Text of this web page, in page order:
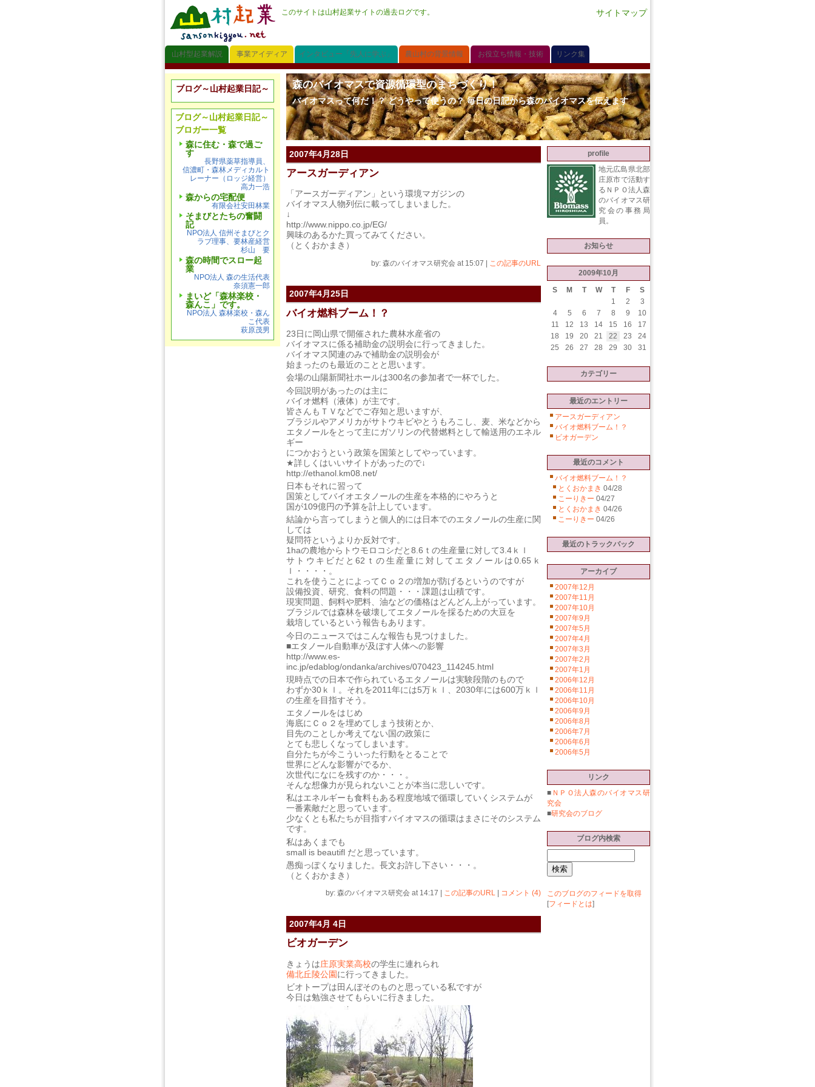
このサイトは山村起業サイトの過去ログです。 サイトマップ
山村型起業解説 事業アイディア インタビュー「先人に学ぶ」 農山村の背景情報 お役立ち情報・技術 リンク集
森のバイオマスで資源循環型のまちづくり！
バイオマスって何だ！？ どうやって使うの？ 毎日の日記から森のバイオマスを伝えます
2007年4月28日
アースガーディアン
「アースガーディアン」という環境マガジンの
バイオマス人物列伝に載ってしまいました。
↓
http://www.nippo.co.jp/EG/
興味のあるかた買ってみてください。
（とくおかまき）
by: 森のバイオマス研究会 at 15:07 | この記事のURL
2007年4月25日
バイオ燃料ブーム！？
23日に岡山県で開催された農林水産省の
バイオマスに係る補助金の説明会に行ってきました。
バイオマス関連のみで補助金の説明会が
始まったのも最近のことと思います。
会場の山陽新聞社ホールは300名の参加者で一杯でした。
今回説明があったのは主に
バイオ燃料（液体）が主です。
皆さんもＴＶなどでご存知と思いますが、
ブラジルやアメリカがサトウキビやとうもろこし、麦、米などから
エタノールをとって主にガソリンの代替燃料として輸送用のエネル
ギー
につかおうという政策を国策としてやっています。
★詳しくはいいサイトがあったので↓
http://ethanol.km08.net/
日本もそれに習って
国策としてバイオエタノールの生産を本格的にやろうと
国が109億円の予算を計上しています。
結論から言ってしまうと個人的には日本でのエタノールの生産に関
しては
疑問符というよりか反対です。
1haの農地からトウモロコシだと8.6ｔの生産量に対して3.4ｋｌ
サトウキビだと62ｔの生産量に対してエタノールは0.65ｋ
ｌ・・・・。
これを使うことによってＣｏ２の増加が防げるというのですが
設備投資、研究、食料の問題・・・課題は山積です。
現実問題、飼料や肥料、油などの価格はどんどん上がっています。
ブラジルでは森林を破壊してエタノールを採るための大豆を
栽培しているという報告もあります。
今日のニュースではこんな報告も見つけました。
■エタノール自動車が及ぼす人体への影響
http://www.es-
inc.jp/edablog/ondanka/archives/070423_114245.html
現時点での日本で作られているエタノールは実験段階のもので
わずか30ｋｌ。それを2011年には5万ｋｌ、2030年には600万ｋｌ
の生産を目指すそう。
エタノールをはじめ
海底にＣｏ２を埋めてしまう技術とか、
目先のことしか考えてない国の政策に
とても悲しくなってしまいます。
自分たちが今こういった行動をとることで
世界にどんな影響がでるか、
次世代になにを残すのか・・・。
そんな想像力が見られないことが本当に悲しいです。
私はエネルギーも食料もある程度地域で循環していくシステムが
一番素敵だと思っています。
少なくとも私たちが目指すバイオマスの循環はまさにそのシステム
です。
私はあくまでも
small is beautifl だと思っています。
愚痴っぽくなりました。長文お許し下さい・・・。
（とくおかまき）
by: 森のバイオマス研究会 at 14:17 この記事のURL コメント (4)
2007年4月 4日
ビオガーデン
きょうは庄原実業高校の学生に連れられ
備北丘陵公園に行ってきました。
ビオトープは田んぼそのものと思っている私ですが
今日は勉強させてもらいに行きました。
profile
地元広島県北部
庄原市で活動す
るＮＰＯ法人森
のバイオマス研
究会の事務局
員。
お知らせ
2009年10月
S
M T W T F
S
1
2
3
4
5 6 7 8 9
10
11
12 13 14 15 16
17
18
19 20 21 22 23
24
25
26 27 28 29 30 31
カテゴリー
最近のエントリー
アースガーディアン
バイオ燃料ブーム！？
ビオガーデン
最近のコメント
バイオ燃料ブーム！？
とくおかまき 04/28
こーりきー 04/27
とくおかまき 04/26
こーりきー 04/26
最近のトラックバック
アーカイブ
2007年12月
2007年11月
2007年10月
2007年9月
2007年5月
2007年4月
2007年3月
2007年2月
2007年1月
2006年12月
2006年11月
2006年10月
2006年9月
2006年8月
2006年7月
2006年6月
2006年5月
リンク
■ ＮＰＯ法人森のバイオマス研
究会
■研究会のブログ
ブログ内検索
このブログのフィードを取得
[フィードとは]
ブログ～山村起業日記～
ブログ～山村起業日記～
ブロガー一覧
森に住む・森で過ご
す
長野県薬草指導員、
信濃町・森林メディカルト
レーナー（ロッジ経営）
高力一浩
森からの宅配便
有限会社安田林業
そまびとたちの奮闘
記
NPO法人 信州そまびとク
ラブ理事、要林産経営
杉山 要
森の時間でスロー起
業
NPO法人 森の生活代表
奈須憲一郎
まいど「森林楽校・
森んこ」です。
NPO法人 森林楽校・森ん
こ代表
萩原茂男